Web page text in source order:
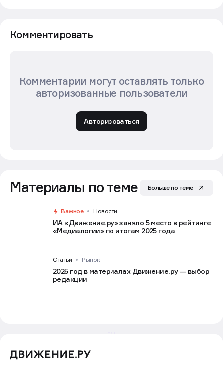
Комментировать
Комментарии могут оставлять только
авторизованные пользователи
Авторизоваться
Материалы по теме Больше по теме
Важное Новости
ИА «Движение.ру» заняло 5 место в рейтинге
«Медиалогии» по итогам 2025 года
Статьи Рынок
2025 год в материалах Движение.ру — выбор
редакции